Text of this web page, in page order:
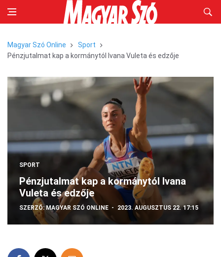
Magyar Szó Online
Sport
Pénzjutalmat kap a kormánytól Ivana Vuleta és edzője
SPORT
Pénzjutalmat kap a kormánytól Ivana
Vuleta és edzője
SZERZŐ: MAGYAR SZÓ ONLINE 2023. AUGUSZTUS 22. 17:15